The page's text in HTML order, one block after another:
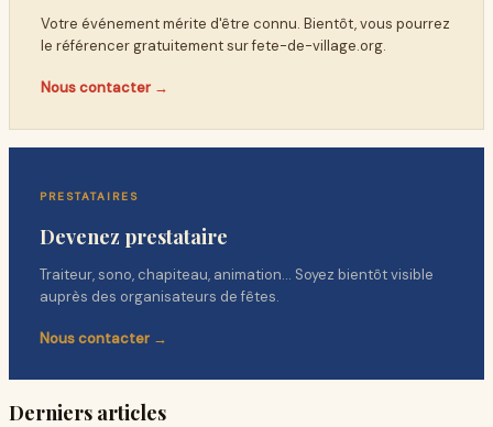
Votre événement mérite d'être connu. Bientôt, vous pourrez
le référencer gratuitement surfete-de-village.org.
Nous contacter →
PRESTATAIRES
Devenez prestataire
Traiteur, sono, chapiteau, animation… Soyez bientôt visible
auprès des organisateurs de fêtes.
Nous contacter →
Derniers articles